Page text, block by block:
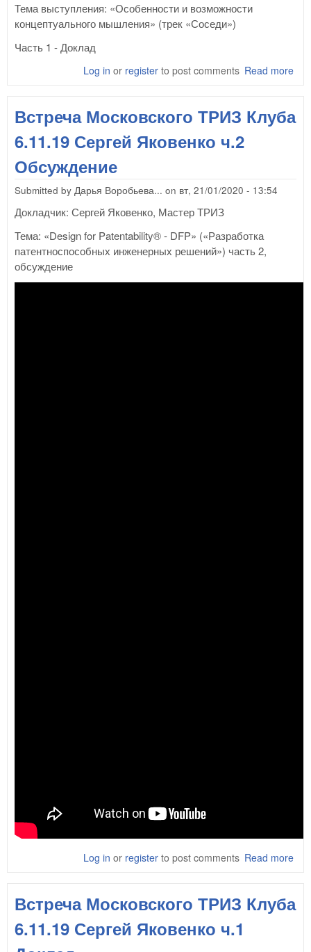
Тема выступления: «Особенности и возможности
концептуального мышления» (трек «Соседи»)
Часть 1 - Доклад
Read more
Log in or register to post comments
Встреча Московского ТРИЗ Клуба
6.11.19 Сергей Яковенко ч.2
Обсуждение
Submitted by Дарья Воробьева... on вт, 21/01/2020 - 13:54
Докладчик: Сергей Яковенко, Мастер ТРИЗ
Тема: «Design for Patentability® - DFP» («Разработка
патентноспособных инженерных решений») часть 2,
обсуждение
Read more
Log in or register to post comments
Встреча Московского ТРИЗ Клуба
6.11.19 Сергей Яковенко ч.1